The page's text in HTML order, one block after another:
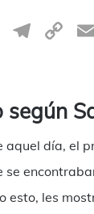
X
según
día, el
esto, les